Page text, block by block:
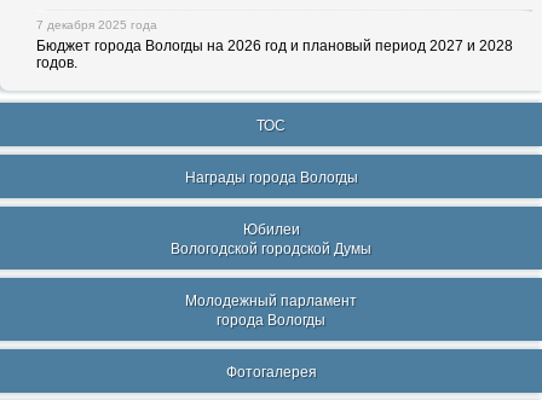
7 декабря 2025 года
Бюджет города Вологды на 2026 год и плановый период 2027 и 2028
годов.
ТОС
Награды города Вологды
Юбилеи
Вологодской городской Думы
Молодежный парламент
города Вологды
Фотогалерея